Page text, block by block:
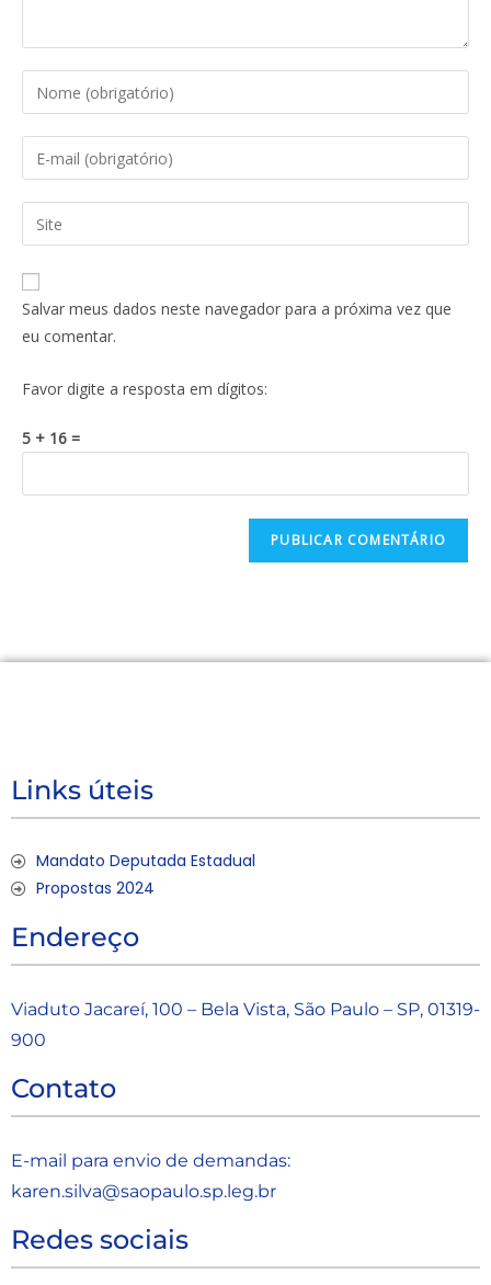
Salvar meus dados neste navegador para a próxima vez que
eu comentar.
Favor digite a resposta em dígitos:
5 + 16 =
Links úteis
Mandato Deputada Estadual
Propostas 2024
Endereço
Viaduto Jacareí, 100 – Bela Vista, São Paulo – SP, 01319-
900
Contato
E-mail para envio de demandas:
karen.silva@saopaulo.sp.leg.br
Redes sociais